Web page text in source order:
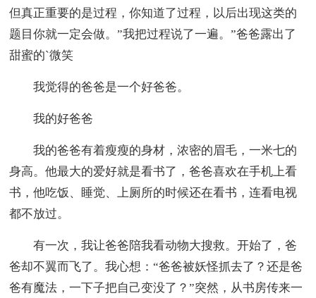
但真正重要的是过程，你知道了过程，以后出现这类的
题目你就一定会做。”我把过程说了一遍。”爸爸露出了
甜蜜的`微笑
我觉得的爸爸是一个好爸爸。
我的好爸爸
我的爸爸有着瘦瘦的身材，浓密的眉毛，一米七的
身高。他最大的爱好就是看书了，爸爸喜欢在手机上看
书，他吃饭、睡觉、上厕所的时候还在看书，连看电视
都不放过。
有一次，我让爸爸陪我看动物大搜救。开始了，爸
爸却不翼而飞了。我心想：“爸爸被妖怪抓去了？还是爸
爸有魔法，一下子把自己变没了？”突然，从书房传来一